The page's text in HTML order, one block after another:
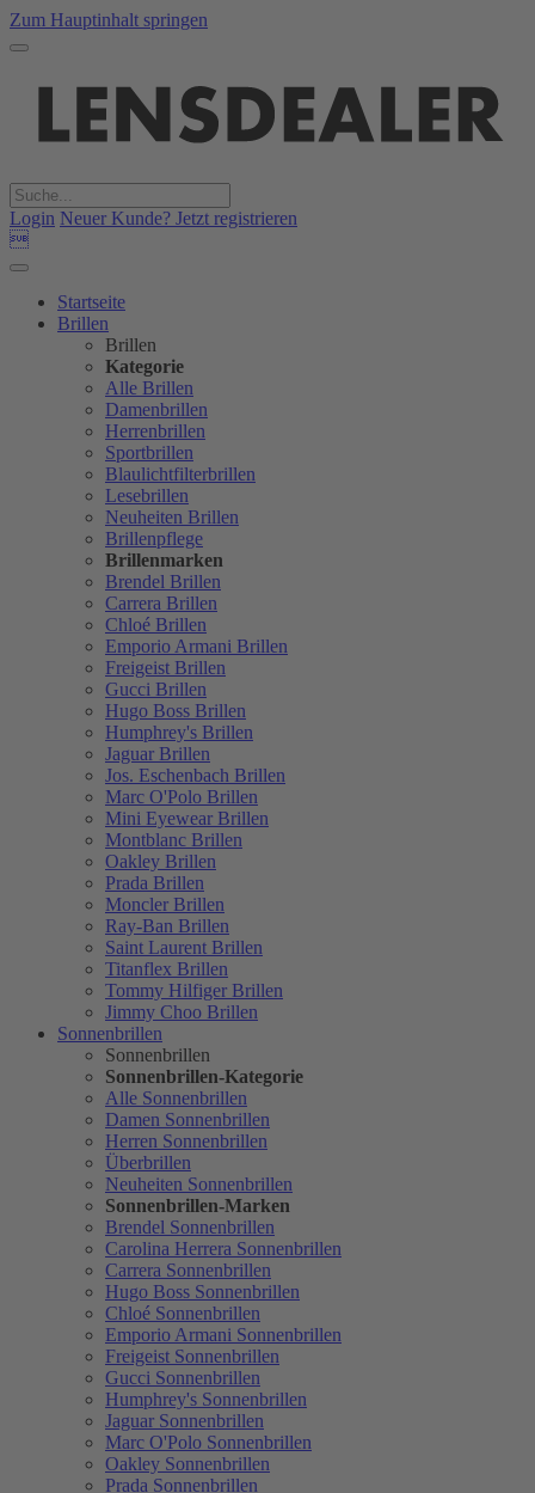
Zum Hauptinhalt springen
Login Neuer Kunde? Jetzt registrieren

Startseite
Brillen
Brillen
Kategorie
Alle Brillen
Damenbrillen
Herrenbrillen
Sportbrillen
Blaulichtfilterbrillen
Lesebrillen
Neuheiten Brillen
Brillenpflege
Brillenmarken
Brendel Brillen
Carrera Brillen
Chloé Brillen
Emporio Armani Brillen
Freigeist Brillen
Gucci Brillen
Hugo Boss Brillen
Humphrey's Brillen
Jaguar Brillen
Jos. Eschenbach Brillen
Marc O'Polo Brillen
Mini Eyewear Brillen
Montblanc Brillen
Oakley Brillen
Prada Brillen
Moncler Brillen
Ray-Ban Brillen
Saint Laurent Brillen
Titanflex Brillen
Tommy Hilfiger Brillen
Jimmy Choo Brillen
Sonnenbrillen
Sonnenbrillen
Sonnenbrillen-Kategorie
Alle Sonnenbrillen
Damen Sonnenbrillen
Herren Sonnenbrillen
Überbrillen
Neuheiten Sonnenbrillen
Sonnenbrillen-Marken
Brendel Sonnenbrillen
Carolina Herrera Sonnenbrillen
Carrera Sonnenbrillen
Hugo Boss Sonnenbrillen
Chloé Sonnenbrillen
Emporio Armani Sonnenbrillen
Freigeist Sonnenbrillen
Gucci Sonnenbrillen
Humphrey's Sonnenbrillen
Jaguar Sonnenbrillen
Marc O'Polo Sonnenbrillen
Oakley Sonnenbrillen
Prada Sonnenbrillen